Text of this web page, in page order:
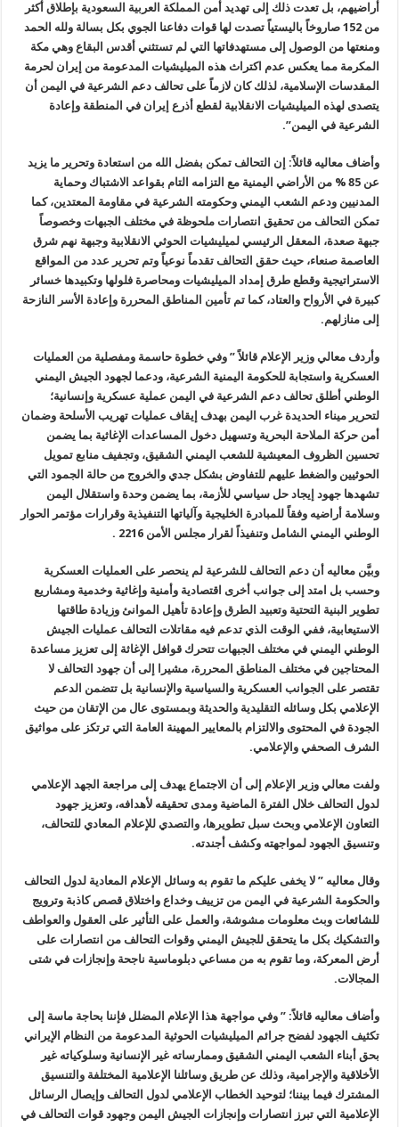
أراضيهم، بل تعدت ذلك إلى تهديد أمن المملكة العربية السعودية بإطلاق أكثر
من 152 صاروخاً باليستياً تصدت لها قوات دفاعنا الجوي بكل بسالة ولله الحمد
ومنعتها من الوصول إلى مستهدفاتها التي لم تستثني أقدس البقاع وهي مكة
المكرمة مما يعكس عدم اكتراث هذه الميليشيات المدعومة من إيران لحرمة
المقدسات الإسلامية، لذلك كان لازماً على تحالف دعم الشرعية في اليمن أن
يتصدى لهذه الميليشيات الانقلابية لقطع أذرع إيران في المنطقة وإعادة
الشرعية في اليمن”.
وأضاف معاليه قائلاً: إن التحالف تمكن بفضل الله من استعادة وتحرير ما يزيد
عن 85 % من الأراضي اليمنية مع التزامه التام بقواعد الاشتباك وحماية
المدنيين ودعم الشعب اليمني وحكومته الشرعية في مقاومة المعتدين، كما
تمكن التحالف من تحقيق انتصارات ملحوظة في مختلف الجبهات وخصوصاً
جبهة صعدة، المعقل الرئيسي لميليشيات الحوثي الانقلابية وجبهة نهم شرق
العاصمة صنعاء، حيث حقق التحالف تقدماً نوعياً وتم تحرير عدد من المواقع
الاستراتيجية وقطع طرق إمداد الميليشيات ومحاصرة فلولها وتكبيدها خسائر
كبيرة في الأرواح والعتاد، كما تم تأمين المناطق المحررة وإعادة الأسر النازحة
إلى منازلهم.
وأردف معالي وزير الإعلام قائلاً ” وفي خطوة حاسمة ومفصلية من العمليات
العسكرية واستجابة للحكومة اليمنية الشرعية، ودعما لجهود الجيش اليمني
الوطني أطلق تحالف دعم الشرعية في اليمن عملية عسكرية وإنسانية؛
لتحرير ميناء الحديدة غرب اليمن بهدف إيقاف عمليات تهريب الأسلحة وضمان
أمن حركة الملاحة البحرية وتسهيل دخول المساعدات الإغاثية بما يضمن
تحسين الظروف المعيشية للشعب اليمني الشقيق، وتجفيف منابع تمويل
الحوثيين والضغط عليهم للتفاوض بشكل جدي والخروج من حالة الجمود التي
تشهدها جهود إيجاد حل سياسي للأزمة، بما يضمن وحدة واستقلال اليمن
وسلامة أراضيه وفقاً للمبادرة الخليجية وآلياتها التنفيذية وقرارات مؤتمر الحوار
الوطني اليمني الشامل وتنفيذاً لقرار مجلس الأمن 2216 .
وبيَّن معاليه أن دعم التحالف للشرعية لم ينحصر على العمليات العسكرية
وحسب بل امتد إلى جوانب أخرى اقتصادية وأمنية وإغاثية وخدمية ومشاريع
تطوير البنية التحتية وتعبيد الطرق وإعادة تأهيل الموانئ وزيادة طاقتها
الاستيعابية، ففي الوقت الذي تدعم فيه مقاتلات التحالف عمليات الجيش
الوطني اليمني في مختلف الجبهات تتحرك قوافل الإغاثة إلى تعزيز مساعدة
المحتاجين في مختلف المناطق المحررة، مشيرا إلى أن جهود التحالف لا
تقتصر على الجوانب العسكرية والسياسية والإنسانية بل تتضمن الدعم
الإعلامي بكل وسائله التقليدية والحديثة وبمستوى عال من الإتقان من حيث
الجودة في المحتوى والالتزام بالمعايير المهينة العامة التي ترتكز على مواثيق
الشرف الصحفي والإعلامي.
ولفت معالي وزير الإعلام إلى أن الاجتماع يهدف إلى مراجعة الجهد الإعلامي
لدول التحالف خلال الفترة الماضية ومدى تحقيقه لأهدافه، وتعزيز جهود
التعاون الإعلامي وبحث سبل تطويرها، والتصدي للإعلام المعادي للتحالف،
وتنسيق الجهود لمواجهته وكشف أجندته.
وقال معاليه ” لا يخفى عليكم ما تقوم به وسائل الإعلام المعادية لدول التحالف
والحكومة الشرعية في اليمن من تزييف وخداع واختلاق قصص كاذبة وترويج
للشائعات وبث معلومات مشوشة، والعمل على التأثير على العقول والعواطف
والتشكيك بكل ما يتحقق للجيش اليمني وقوات التحالف من انتصارات على
أرض المعركة، وما تقوم به من مساعي دبلوماسية ناجحة وإنجازات في شتى
المجالات.
وأضاف معاليه قائلاً: ” وفي مواجهة هذا الإعلام المضلل فإننا بحاجة ماسة إلى
تكثيف الجهود لفضح جرائم الميليشيات الحوثية المدعومة من النظام الإيراني
بحق أبناء الشعب اليمني الشقيق وممارساته غير الإنسانية وسلوكياته غير
الأخلاقية والإجرامية، وذلك عن طريق وسائلنا الإعلامية المختلفة والتنسيق
المشترك فيما بيننا؛ لتوحيد الخطاب الإعلامي لدول التحالف وإيصال الرسائل
الإعلامية التي تبرز انتصارات وإنجازات الجيش اليمن وجهود قوات التحالف في